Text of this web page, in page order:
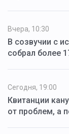
Вчера, 10:30
В созвучии с
собрал более
Сегодня, 19:00
Квитанции
от проблем, а